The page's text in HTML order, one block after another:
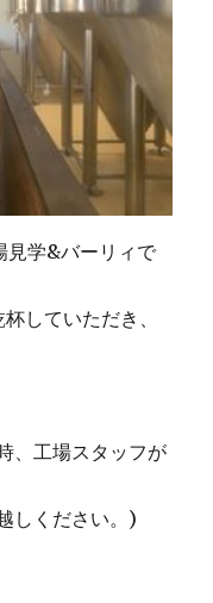
見学&バーリィで
していただき、
、工場スタッフが
しください。)